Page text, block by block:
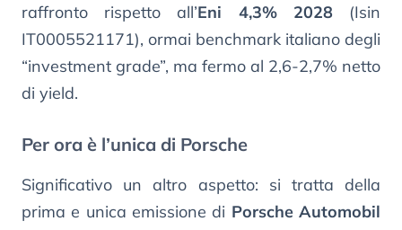
raffronto rispetto all’Eni 4,3% 2028(Isin
IT0005521171), ormai benchmark italiano degli
“investment grade”, ma fermo al 2,6-2,7% netto
di yield.
Per ora è l’unica di Porsche
Significativo un altro aspetto: si tratta della
prima e unica emissione di Porsche Automobil